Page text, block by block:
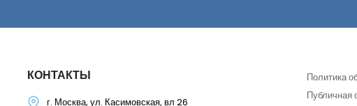
КОНТАКТЫ
г. Москва, ул. Касимовская, вл 26
Политика
Публичная